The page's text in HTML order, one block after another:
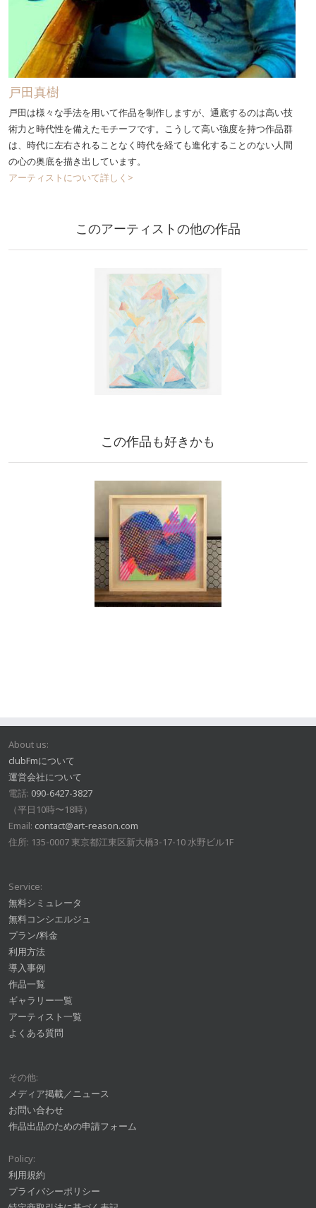
戸田真樹
戸田は様々な手法を用いて作品を制作しますが、通底するのは高い技
術力と時代性を備えたモチーフです。こうして高い強度を持つ作品群
は、時代に左右されることなく時代を経ても進化することのない人間
の心の奥底を描き出しています。
アーティストについて詳しく>
このアーティストの他の作品
この作品も好きかも
About us:
clubFmについて
運営会社について
電話: 090-6427-3827
（平日10時〜18時）
Email: contact@art-reason.com
住所: 135-0007 東京都江東区新大橋3-17-10 水野ビル1F
Service:
無料シミュレータ
無料コンシエルジュ
プラン/料金
利用方法
導入事例
作品一覧
ギャラリー一覧
アーティスト一覧
よくある質問
その他:
メディア掲載／ニュース
お問い合わせ
作品出品のための申請フォーム
Policy:
利用規約
プライバシーポリシー